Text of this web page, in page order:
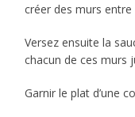
créer des murs
Versez ensuite la
chacun de ces murs
Garnir le plat d’une